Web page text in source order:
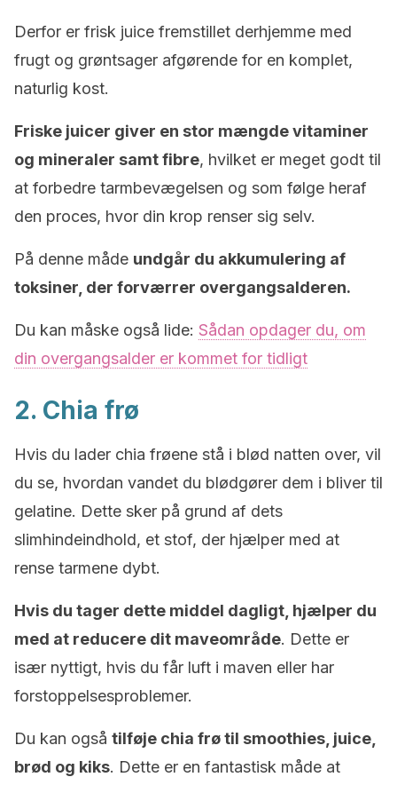
Derfor er frisk juice fremstillet derhjemme med
frugt og grøntsager afgørende for en komplet,
naturlig kost.
Friske juicer giver en stor mængde vitaminer
og mineraler samt fibre, hvilket er meget godt til
at forbedre tarmbevægelsen og som følge heraf
den proces, hvor din krop renser sig selv.
På denne måde undgår du akkumulering af
toksiner, der forværrer overgangsalderen.
Du kan måske også lide: Sådan opdager du, om
din overgangsalder er kommet for tidligt
2. Chia frø
Hvis du lader chia frøene stå i blød natten over, vil
du se, hvordan vandet du blødgører dem i bliver til
gelatine. Dette sker på grund af dets
slimhindeindhold, et stof, der hjælper med at
rense tarmene dybt.
Hvis du tager dette middel dagligt, hjælper du
med at reducere dit maveområde. Dette er
især nyttigt, hvis du får luft i maven eller har
forstoppelsesproblemer.
Du kan også tilføje chia frø til smoothies, juice,
brød og kiks. Dette er en fantastisk måde at